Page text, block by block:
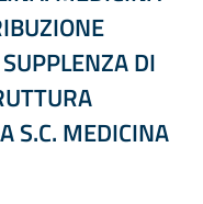
DI
S.C. MEDICINA